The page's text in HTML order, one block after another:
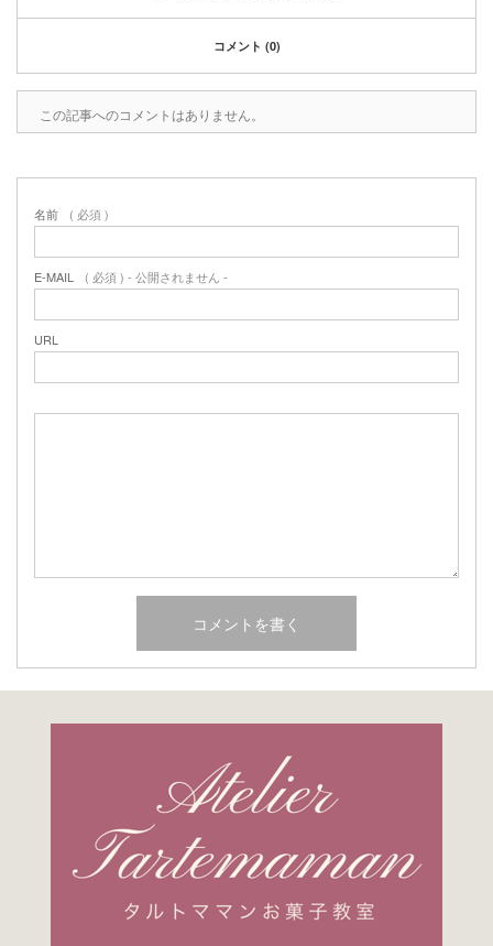
コメント (0)
この記事へのコメントはありません。
名前 ( 必須 )
E-MAIL ( 必須 ) - 公開されません -
URL